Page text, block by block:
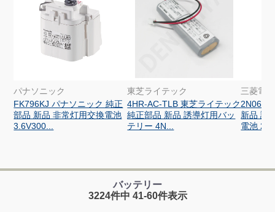
パナソニック
FK796KJ パナソニック 純正
部品 新品 非常灯用交換電池
3.6V300...
東芝ライテック
4HR-AC-TLB 東芝ライテック
純正部品 新品 誘導灯用バッ
テリー 4N...
三菱電機
新品 誘
電池
バッテリー
3224件中 41-60件表示